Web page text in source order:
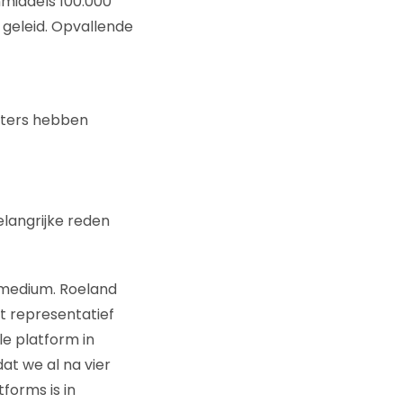
Opvallende
hebben
reden
Roeland
representatief
platform in
we al na vier
is in